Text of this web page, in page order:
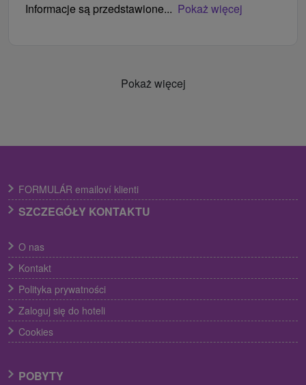
Informacje są przedstawione... Pokaż więcej
Pokaż więcej
FORMULÁR emailoví klienti
SZCZEGÓŁY KONTAKTU
O nas
Kontakt
Polityka prywatności
Zaloguj się do hoteli
Cookies
POBYTY